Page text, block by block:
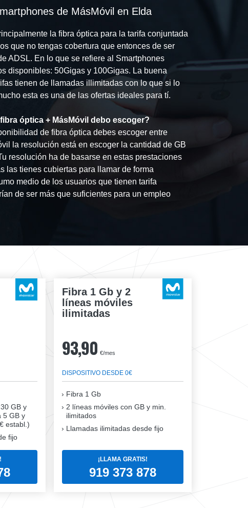
de MásMóvil en Elda
la fibra óptica para la tarifa conjuntada
que no tengas cobertura que entonces de ser
ADSL. En lo que se refiere al Smartphones
disponibles: 50Gigas y 100Gigas. La buena
tienen de llamadas illimitadas con lo que si lo
esta es una de las ofertas ideales para tí.
óptica + MásMóvil debo escoger?
de fibra óptica debes escoger entre
la resolución está en escoger la cantidad de GB
resolución ha de basarse en estas prestaciones
las tienes cubiertas para llamar de forma
medio de los usuarios que tienen tarifa
de ser más que suficientes para un empleo
GB y
5 GB y
establ.)
fijo
Fibra 1 Gb y 2
líneas móviles
ilimitadas
93,90 €/mes
DISPOSITIVO DESDE 0€
Fibra 1 Gb
2 líneas móviles con GB y min.
ilimitados
Llamadas ilimitadas desde fijo
¡LLAMA GRATIS!
919 373 878